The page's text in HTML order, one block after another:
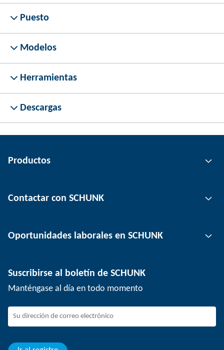
Puesto
Modelos
Herramientas
Descargas
Productos
Tecnología de automatización
Tecnología de sujeción de piezas
Contactar con SCHUNK
Ubicaciones
Eventos
SCHUNK - Sistema de canal de denuncias
Oportunidades laborales en SCHUNK
Trabajar en SCHUNK
Jóvenes profesionales
Suscribirse al boletín de SCHUNK
Manténgase al día en todo momento